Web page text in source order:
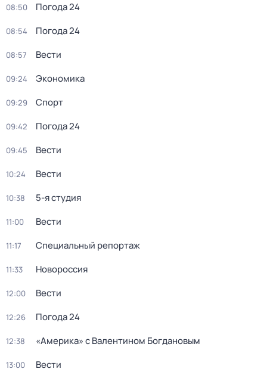
08:50 Погода 24
08:54 Погода 24
08:57 Вести
09:24 Экономика
09:29 Спорт
09:42 Погода 24
09:45 Вести
10:24 Вести
10:38 5-я студия
11:00 Вести
11:17 Специальный репортаж
11:33 Новороссия
12:00 Вести
12:26 Погода 24
12:38 «Америка» с Валентином Богдановым
13:00 Вести